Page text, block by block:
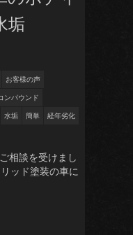
垢
お客様の声
ンパウンド
水垢 簡単
経年劣化
相談を受けまし
ッド塗装の車に